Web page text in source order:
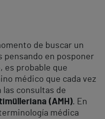
de buscar un
pensando en posponer
es probable que
médico que cada vez
las consultas de
(AMH). En
médica